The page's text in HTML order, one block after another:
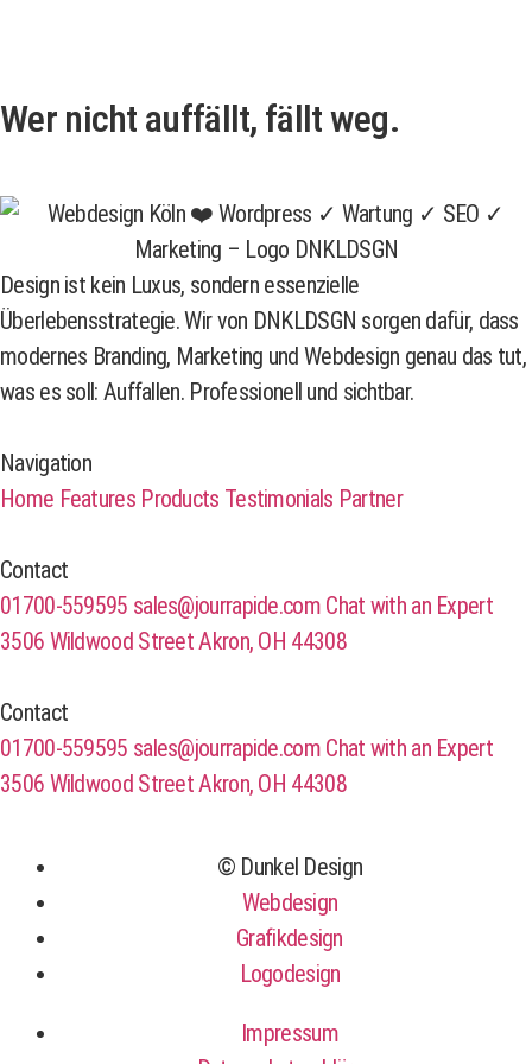
Wer nicht auffällt, fällt weg.
Design ist kein Luxus, sondern essenzielle
Überlebensstrategie. Wir von DNKLDSGN sorgen dafür, dass
modernes Branding, Marketing und Webdesign genau das tut,
was es soll: Auffallen. Professionell und sichtbar.
Navigation
Home Features Products Testimonials Partner
Contact
01700-559595 sales@jourrapide.com Chat with an Expert
3506 Wildwood Street Akron, OH 44308
Contact
01700-559595 sales@jourrapide.com Chat with an Expert
3506 Wildwood Street Akron, OH 44308
© Dunkel Design
Webdesign
Grafikdesign
Logodesign
Impressum